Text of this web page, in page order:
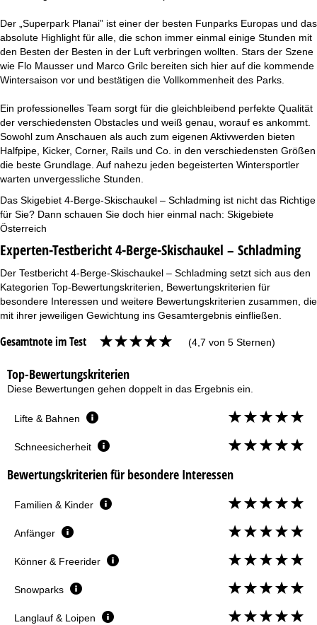
Der „Superpark Planai” ist einer der besten Funparks Europas und das
absolute Highlight für alle, die schon immer einmal einige Stunden mit
den Besten der Besten in der Luft verbringen wollten. Stars der Szene
wie Flo Mausser und Marco Grilc bereiten sich hier auf die kommende
Wintersaison vor und bestätigen die Vollkommenheit des Parks.
Ein professionelles Team sorgt für die gleichbleibend perfekte Qualität
der verschiedensten Obstacles und weiß genau, worauf es ankommt.
Sowohl zum Anschauen als auch zum eigenen Aktivwerden bieten
Halfpipe, Kicker, Corner, Rails und Co. in den verschiedensten Größen
die beste Grundlage. Auf nahezu jeden begeisterten Wintersportler
warten unvergessliche Stunden.
Das Skigebiet 4-Berge-Skischaukel – Schladming ist nicht das Richtige
für Sie? Dann schauen Sie doch hier einmal nach: Skigebiete
Österreich
Experten-Testbericht 4-Berge-Skischaukel – Schladming
Der Testbericht 4-Berge-Skischaukel – Schladming setzt sich aus den
Kategorien Top-Bewertungskriterien, Bewertungskriterien für
besondere Interessen und weitere Bewertungskriterien zusammen, die
mit ihrer jeweiligen Gewichtung ins Gesamtergebnis einfließen.
Gesamtnote im Test (4,7 von 5 Sternen)
Top-Bewertungskriterien
Diese Bewertungen gehen doppelt in das Ergebnis ein.
Lifte & Bahnen
Schneesicherheit
Bewertungskriterien für besondere Interessen
Familien & Kinder
Anfänger
Könner & Freerider
Snowparks
Langlauf & Loipen